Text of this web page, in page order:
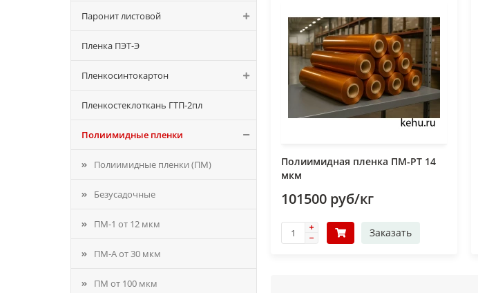
Паронит листовой
Пленка ПЭТ-Э
Пленкосинтокартон
Пленкостеклоткань ГТП-2пл
Полиимидные пленки
Полиимидные пленки (ПМ)
Безусадочные
ПМ-1 от 12 мкм
ПМ-А от 30 мкм
ПМ от 100 мкм
Полиимидная пленка ПМ-РТ 14
мкм
101500 руб/кг
Заказать